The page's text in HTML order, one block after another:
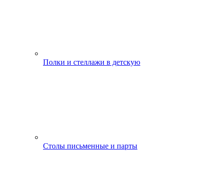
Полки и стеллажи в детскую
Столы письменные и парты